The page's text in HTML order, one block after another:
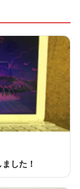
した！